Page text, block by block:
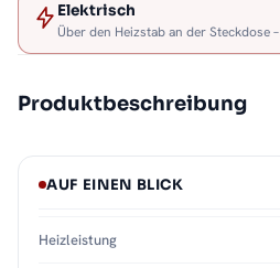
Elektrisch
Über den Heizstab an der Steckdose
Produktbeschreibung
AUF EINEN BLICK
Heizleistung